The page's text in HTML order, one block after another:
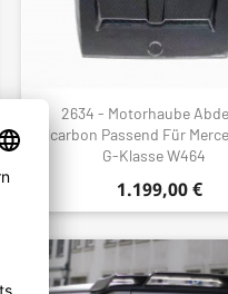
2634 - Motorhaube
Vollcarbon Passend Für
G-Klasse W464
1.199,00 €
